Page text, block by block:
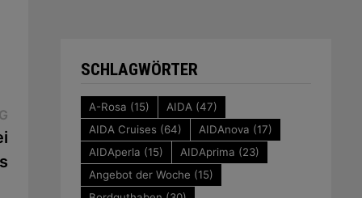
Nächster
Beitrag:
SCHLAGWÖRTER
A-Rosa (15) AIDA(47)
AIDA Cruises (64) AIDAnova (17)
AIDAperla (15) AIDAprima (23)
Angebot der Woche (15)